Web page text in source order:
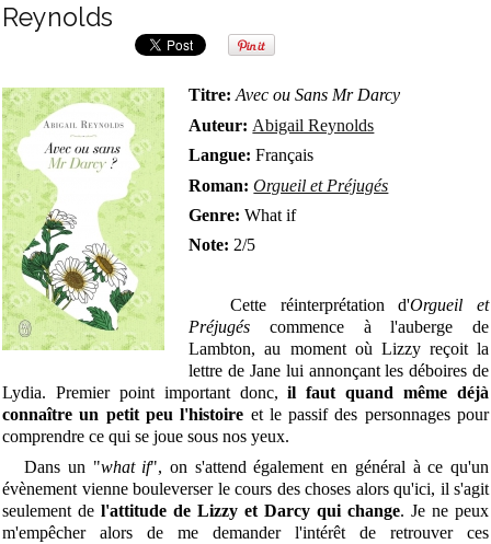
Reynolds
Titre: Avec ou Sans Mr Darcy
Auteur: Abigail Reynolds
Langue: Français
Roman: Orgueil et Préjugés
Genre: What if
Note: 2/5
Cette réinterprétation d'Orgueil et
Préjugés commence à l'auberge de
Lambton, au moment où Lizzy reçoit la
lettre de Jane lui annonçant les déboires de
Lydia. Premier point important donc,il faut quand même déjà
connaître un petit peu l'histoire et le passif des personnages pour
comprendre ce qui se joue sous nos yeux.
Dans un "what if", on s'attend également en général à ce qu'un
évènement vienne bouleverser le cours des choses alors qu'ici, il s'agit
seulement de l'attitude de Lizzy et Darcy qui change. Je ne peux
m'empêcher alors de me demander l'intérêt de retrouver ces